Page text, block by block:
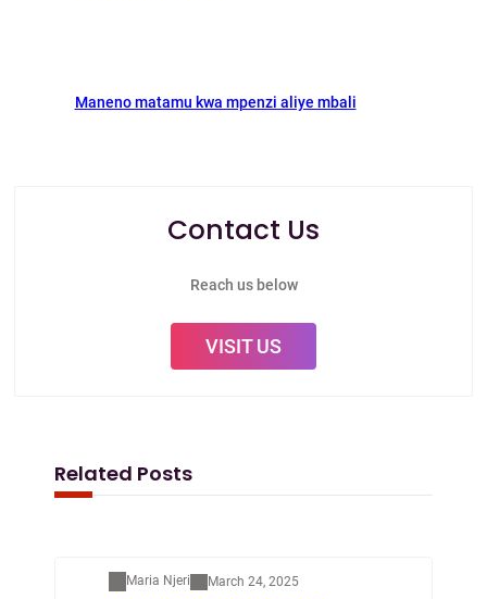
Maneno matamu kwa mpenzi aliye mbali
Contact Us
Reach us below
VISIT US
Related Posts
Maria Njeri March 24, 2025